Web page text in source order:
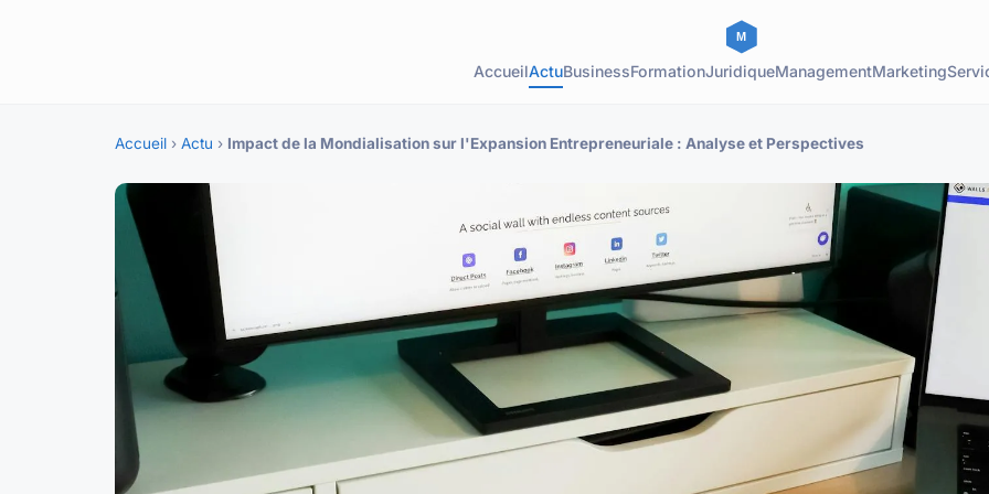
AccueilActuBusinessFormationJuridiqueManagementMarketing
Accueil › Actu › Impact de la Mondialisation sur l'Expansion Entrepreneuriale : Analyse et Perspectives